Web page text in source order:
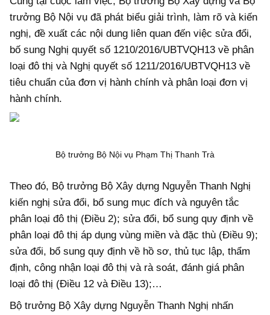
trưởng Bộ Nội vụ đã phát biểu giải trình, làm rõ và kiến
nghị, đề xuất các nội dung liên quan đến việc sửa đổi,
bố sung Nghị quyết số 1210/2016/UBTVQH13 về phân
loại đô thị và Nghị quyết số 1211/2016/UBTVQH13 về
tiêu chuẩn của đơn vị hành chính và phân loại đơn vị
hành chính.
Bộ trưởng Bộ Nội vụ Phạm Thị Thanh Trà
Theo đó, Bộ trưởng Bộ Xây dựng Nguyễn Thanh Nghị
kiến nghị sửa đổi, bổ sung mục đích và nguyên tắc
phân loại đô thị (Điều 2); sửa đổi, bổ sung quy định về
phân loại đô thị áp dụng vùng miền và đặc thù (Điều 9);
sửa đổi, bổ sung quy định về hồ sơ, thủ tục lập, thẩm
định, công nhận loại đô thị và rà soát, đánh giá phân
loại đô thị (Điều 12 và Điều 13);…
Bộ trưởng Bộ Xây dựng Nguyễn Thanh Nghị nhấn